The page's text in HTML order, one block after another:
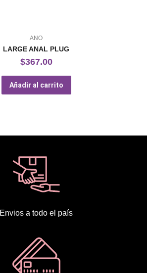
ANO
LARGE ANAL PLUG
$367.00
Añadir al carrito
Envios a todo el país